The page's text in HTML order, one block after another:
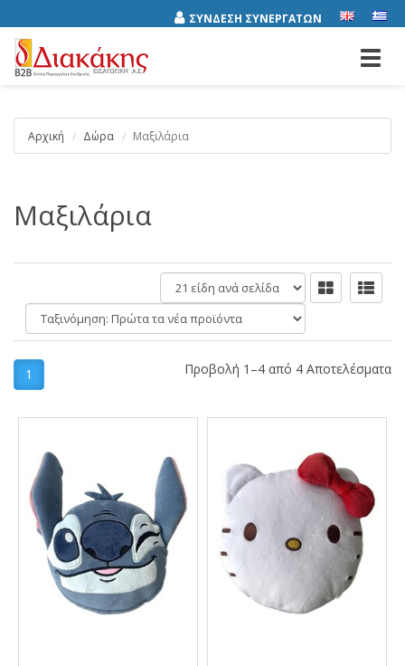
ΣΥΝΔΕΣΗ ΣΥΝΕΡΓΑΤΩΝ
Αρχική Δώρα Μαξιλάρια
Μαξιλάρια
είδη
ανά
σελίδα
Ταξινόμηση:
1 Προβολή 1–4 από 4 Αποτελέσματα
Αποτελέσματα